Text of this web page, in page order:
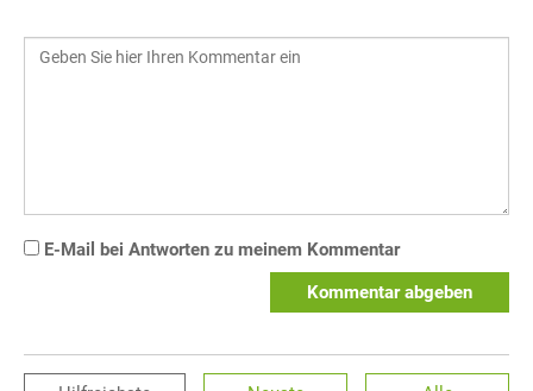
E-Mail bei Antworten zu meinem Kommentar
Kommentar abgeben